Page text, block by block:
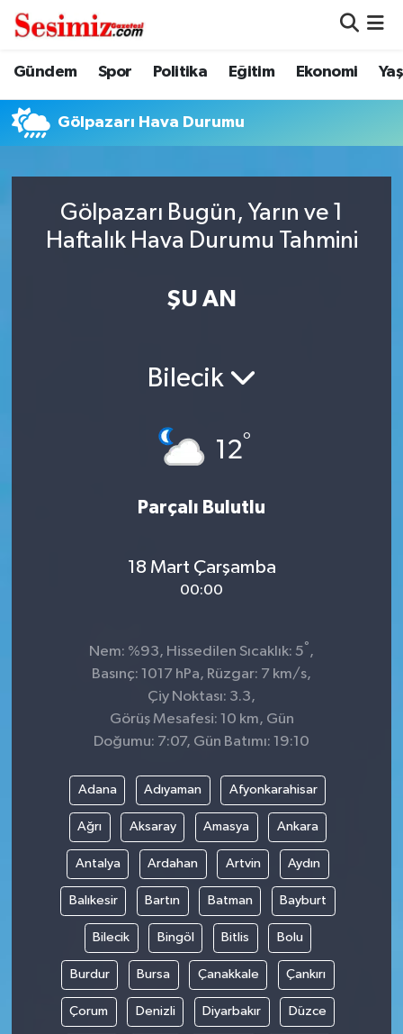
Gündem Spor Politika Eğitim Ekonomi
Gölpazarı Hava Durumu
Gölpazarı Bugün, Yarın ve 1
Haftalık Hava Durumu Tahmini
ŞU AN
Bilecik
12°
Parçalı Bulutlu
18 Mart Çarşamba
00:00
Nem: %93, Hissedilen Sıcaklık: 5° ,
Basınç: 1017 hPa, Rüzgar: 7 km/s,
Çiy Noktası: 3.3,
Görüş Mesafesi: 10 km, Gün
Doğumu: 7:07, Gün Batımı: 19:10
Adana Adıyaman Afyonkarahisar
Ağrı Aksaray Amasya Ankara
Antalya Ardahan Artvin Aydın
Balıkesir Bartın Batman Bayburt
Bilecik Bingöl Bitlis Bolu
Burdur Bursa Çanakkale Çankırı
Çorum Denizli Diyarbakır Düzce
Dünya
Eğitim
Genel
Gündem
Nöbetçi Eczaneler
Hava Durumu
Trafik Durumu
Süper Lig Puan Durumu ve Fikstür